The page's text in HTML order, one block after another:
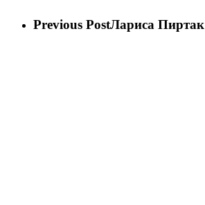
Previous PostЛариса Пиртак